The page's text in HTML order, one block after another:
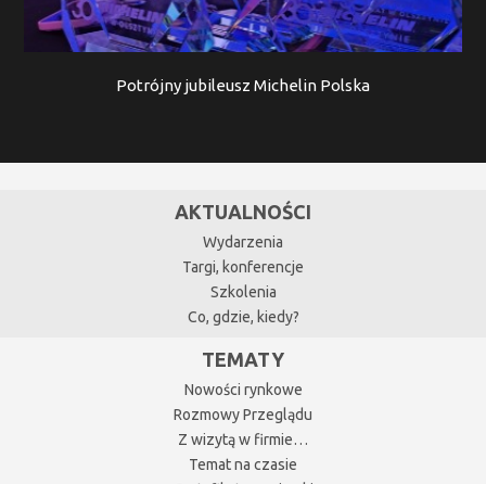
Potrójny jubileusz Michelin Polska
AKTUALNOŚCI
Wydarzenia
Targi, konferencje
Szkolenia
Co, gdzie, kiedy?
TEMATY
Nowości rynkowe
Rozmowy Przeglądu
Z wizytą w firmie…
Temat na czasie